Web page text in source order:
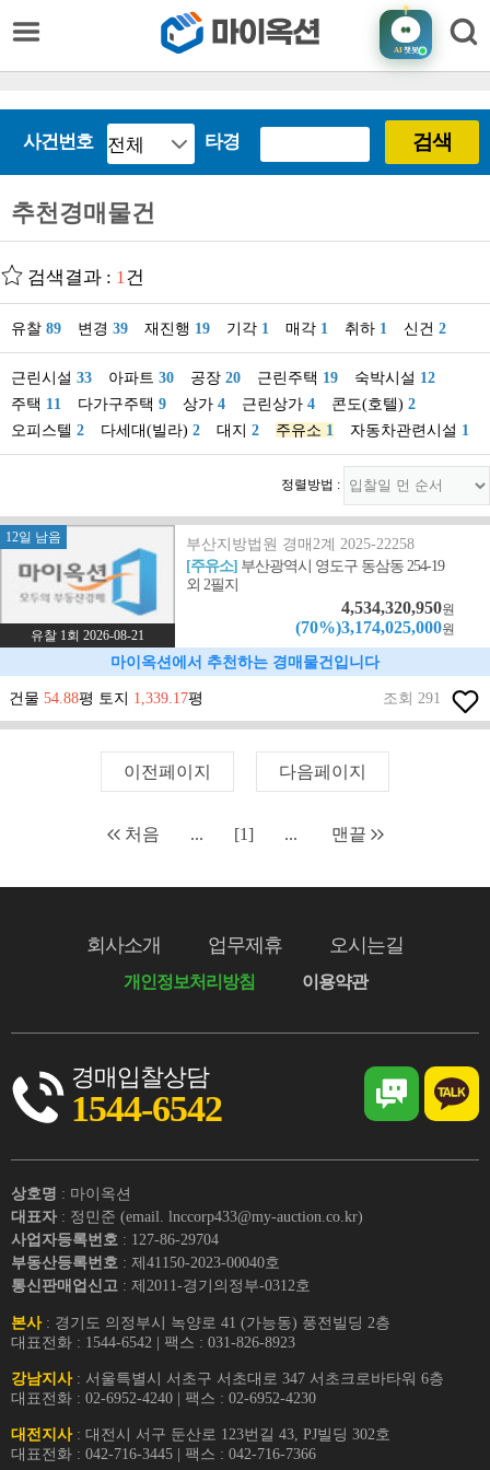
AI챗봇
사건번호 타경 검색
추천경매물건
검색결과 : 1건
유찰 89 변경 39 재진행 19 기각 1 매각 1 취하 1 신건 2
근린시설 33 아파트 30 공장 20 근린주택 19 숙박시설 12
주택 11 다가구주택 9 상가 4 근린상가 4 콘도(호텔) 2
오피스텔 2 다세대(빌라) 2 대지 2 주유소 1 자동차관련시설 1
정렬방법 :
12일 남음
유찰 1회 2026-08-21
부산지방법원 경매2계 2025-22258
[주유소] 부산광역시 영도구 동삼동 254-19
외 2필지
4,534,320,950원
(70%)3,174,025,000원
마이옥션에서 추천하는 경매물건입니다
건물 54.88평 토지 1,339.17평 조회 291
이전페이지 다음페이지
처음 ... [1] ... 맨끝
회사소개 업무제휴 오시는길
개인정보처리방침 이용약관
경매입찰상담
1544-6542
상호명 : 마이옥션
대표자 : 정민준 (email. lnccorp433@my-auction.co.kr)
사업자등록번호 : 127-86-29704
부동산등록번호 : 제41150-2023-00040호
통신판매업신고 : 제2011-경기의정부-0312호
본사: 경기도 의정부시 녹양로 41 (가능동) 풍전빌딩 2층
대표전화 : 1544-6542 | 팩스 : 031-826-8923
강남지사: 서울특별시 서초구 서초대로 347 서초크로바타워 6층
대표전화 : 02-6952-4240 | 팩스 : 02-6952-4230
대전지사: 대전시 서구 둔산로 123번길 43, PJ빌딩 302호
대표전화 : 042-716-3445 | 팩스 : 042-716-7366